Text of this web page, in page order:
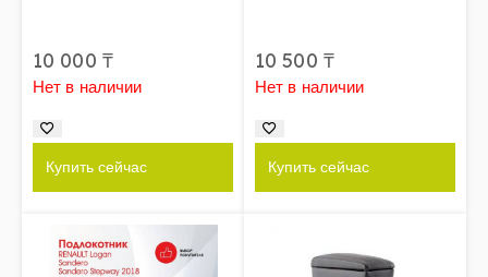
10 000 ₸
Нет в наличии
Купить сейчас
10 500 ₸
Нет в наличии
Купить сейчас